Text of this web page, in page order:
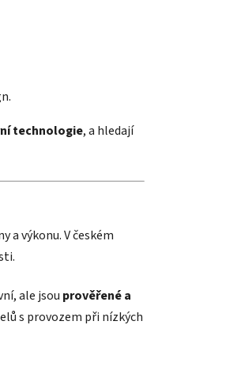
technologie, a hledají
a výkonu. V českém
ale jsou prověřené a
s provozem při nízkých